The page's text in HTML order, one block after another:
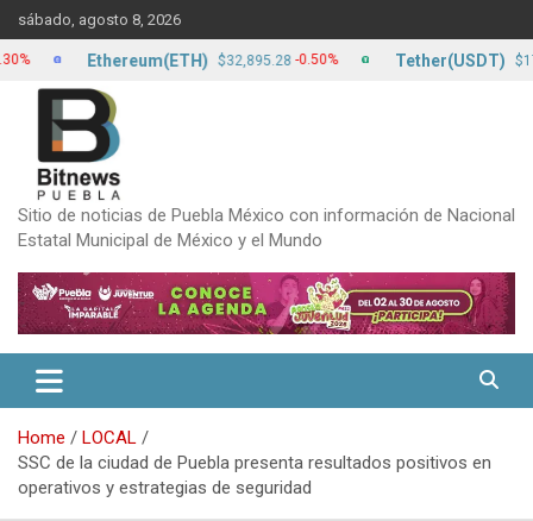
Skip
to
content
sábado, agosto 8, 2026
Sitio de noticias de Puebla México con información de Nacional
Estatal Municipal de México y el Mundo
Home
LOCAL
SSC de la ciudad de Puebla presenta resultados positivos en
operativos y estrategias de seguridad
Ethereum(ETH) $32,895.28 -0.50% Tether(USDT) $17.13